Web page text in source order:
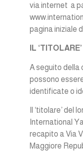
via internet a
pagina iniziale
IL
A seguito della
possono
identificate o
Il ‘titolare’
International
recapito a Via
Maggiore